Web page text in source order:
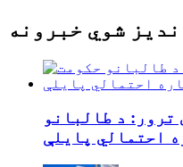
شوي خبرونه
ترور: د طالبانو
احتمالي پایلې